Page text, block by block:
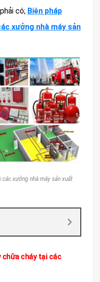
có; Biện pháp
xưởng nhà máy sản
xưởng nhà máy sản xuất
chữa cháy tại các